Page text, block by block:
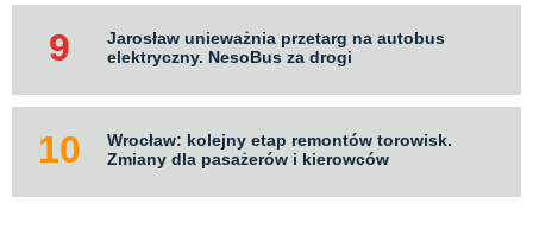
Jarosław unieważnia przetarg na autobus
elektryczny. NesoBus za drogi
Wrocław: kolejny etap remontów torowisk.
Zmiany dla pasażerów i kierowców